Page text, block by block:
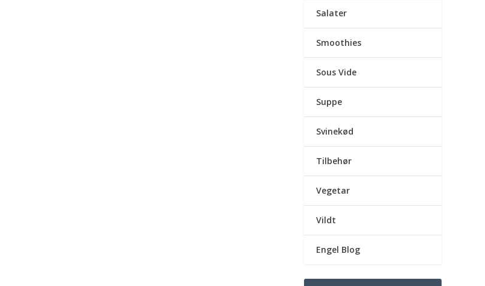
Salater
Smoothies
Sous Vide
Suppe
Svinekød
Tilbehør
Vegetar
Vildt
Engel Blog